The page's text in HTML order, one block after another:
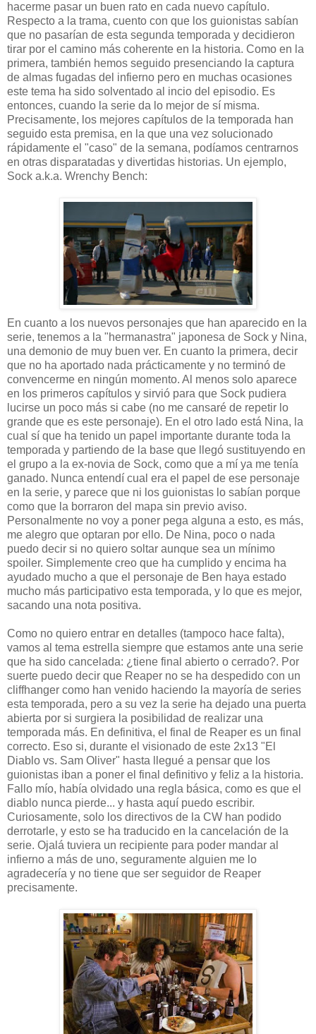
hacerme pasar un buen rato en cada nuevo capítulo.
Respecto a la trama, cuento con que los guionistas sabían
que no pasarían de esta segunda temporada y decidieron
tirar por el camino más coherente en la historia. Como en la
primera, también hemos seguido presenciando la captura
de almas fugadas del infierno pero en muchas ocasiones
este tema ha sido solventado al incio del episodio. Es
entonces, cuando la serie da lo mejor de sí misma.
Precisamente, los mejores capítulos de la temporada han
seguido esta premisa, en la que una vez solucionado
rápidamente el "caso" de la semana, podíamos centrarnos
en otras disparatadas y divertidas historias. Un ejemplo,
Sock a.k.a. Wrenchy Bench:
En cuanto a los nuevos personajes que han aparecido en la
serie, tenemos a la "hermanastra" japonesa de Sock y Nina,
una demonio de muy buen ver. En cuanto la primera, decir
que no ha aportado nada prácticamente y no terminó de
convencerme en ningún momento. Al menos solo aparece
en los primeros capítulos y sirvió para que Sock pudiera
lucirse un poco más si cabe (no me cansaré de repetir lo
grande que es este personaje). En el otro lado está Nina, la
cual sí que ha tenido un papel importante durante toda la
temporada y partiendo de la base que llegó sustituyendo en
el grupo a la ex-novia de Sock, como que a mí ya me tenía
ganado. Nunca entendí cual era el papel de ese personaje
en la serie, y parece que ni los guionistas lo sabían porque
como que la borraron del mapa sin previo aviso.
Personalmente no voy a poner pega alguna a esto, es más,
me alegro que optaran por ello. De Nina, poco o nada
puedo decir si no quiero soltar aunque sea un mínimo
spoiler. Simplemente creo que ha cumplido y encima ha
ayudado mucho a que el personaje de Ben haya estado
mucho más participativo esta temporada, y lo que es mejor,
sacando una nota positiva.
Como no quiero entrar en detalles (tampoco hace falta),
vamos al tema estrella siempre que estamos ante una serie
que ha sido cancelada: ¿tiene final abierto o cerrado?. Por
suerte puedo decir que Reaper no se ha despedido con un
cliffhanger como han venido haciendo la mayoría de series
esta temporada, pero a su vez la serie ha dejado una puerta
abierta por si surgiera la posibilidad de realizar una
temporada más. En definitiva, el final de Reaper es un final
correcto. Eso si, durante el visionado de este 2x13 "El
Diablo vs. Sam Oliver" hasta llegué a pensar que los
guionistas iban a poner el final definitivo y feliz a la historia.
Fallo mío, había olvidado una regla básica, como es que el
diablo nunca pierde... y hasta aquí puedo escribir.
Curiosamente, solo los directivos de la CW han podido
derrotarle, y esto se ha traducido en la cancelación de la
serie. Ojalá tuviera un recipiente para poder mandar al
infierno a más de uno, seguramente alguien me lo
agradecería y no tiene que ser seguidor de Reaper
precisamente.